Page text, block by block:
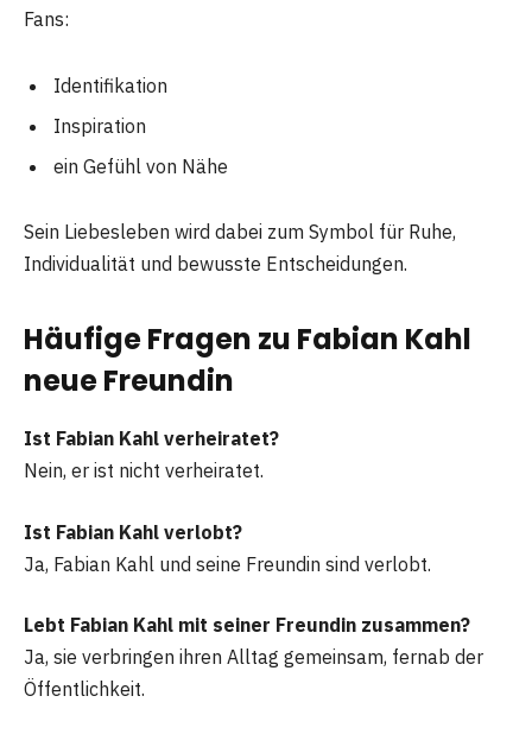
Fans:
Identifikation
Inspiration
ein Gefühl von Nähe
Sein Liebesleben wird dabei zum Symbol für Ruhe,
Individualität und bewusste Entscheidungen.
Häufige Fragen zu Fabian Kahl
neue Freundin
Ist Fabian Kahl verheiratet?
Nein, er ist nicht verheiratet.
Ist Fabian Kahl verlobt?
Ja, Fabian Kahl und seine Freundin sind verlobt.
Lebt Fabian Kahl mit seiner Freundin zusammen?
Ja, sie verbringen ihren Alltag gemeinsam, fernab der
Öffentlichkeit.